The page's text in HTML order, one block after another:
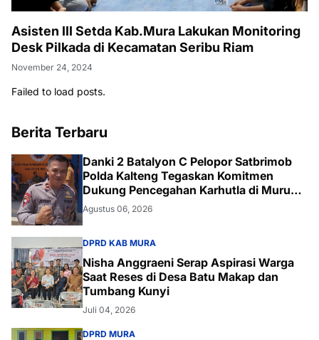
Asisten III Setda Kab.Mura Lakukan Monitoring
Desk Pilkada di Kecamatan Seribu Riam
November 24, 2024
Failed to load posts.
Berita Terbaru
Danki 2 Batalyon C Pelopor Satbrimob
Polda Kalteng Tegaskan Komitmen
Dukung Pencegahan Karhutla di Murung
Raya
Agustus 06, 2026
DPRD KAB MURA
Nisha Anggraeni Serap Aspirasi Warga
Saat Reses di Desa Batu Makap dan
Tumbang Kunyi
Juli 04, 2026
DPRD MURA